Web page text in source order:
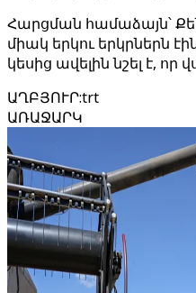
Հարցման համաձայն՝
միակ երկու երկրներն
կեսից ավելին նշել է, որ
ԱՂԲՅՈՒՐ:trt
ԱՌԱՋԱՐԿ